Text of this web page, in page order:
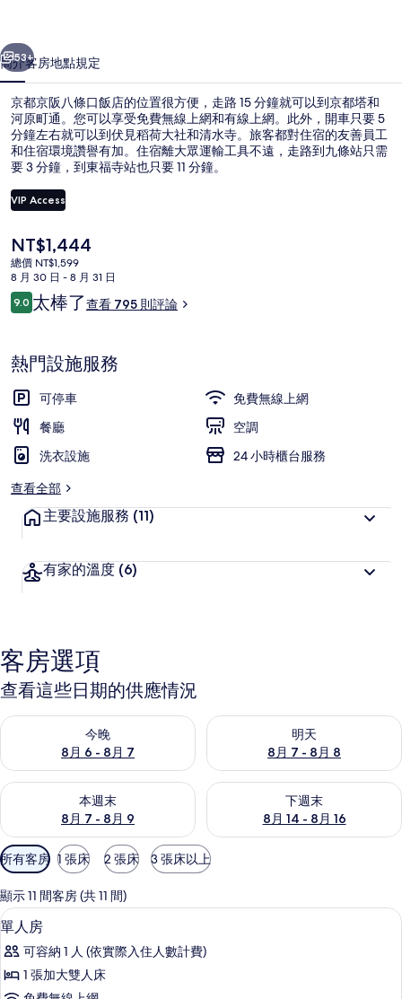
飯
店
的
相
片
集
個 下一個
53+
簡介客房地點規定
京都京阪八條口飯店的位置很方便，走路 15 分鐘就可以到京都塔和
河原町通。您可以享受免費無線上網和有線上網。此外，開車只要 5
分鐘左右就可以到伏見稻荷大社和清水寺。旅客都對住宿的友善員工
和住宿環境讚譽有加。住宿離大眾運輸工具不遠，走路到九條站只需
要 3 分鐘，到東福寺站也只要 11 分鐘。
VIP Access
目
前
的
價
格
NT$1,444
總價 NT$1,599
8 月 30 日 - 8 月 31 日
評
論
9.09.0 分，滿分 10 分，
太棒了查看 795 則評論
熱門設施服務
可停車
免費無線上網
餐廳
空調
洗衣設施
24 小時櫃台服務
查看全部
主要設施服務 (11)
有家的溫度 (6)
客房選項
查看這些日期的供應情況
今晚
8月 6 - 8月 7
查看今晚 (8月 6 - 8月 7) 的供應情況
明天
8月 7 - 8月 8
查看明天 (8月 7 - 8月 8) 的供
本週末
8月 7 - 8月 9
查看本週末 (8月 7 - 8月 9) 的供應情況
下週末
8月 14 - 8月 16
查看下週末 (8月 14 - 8月 16)
可
用
的
客
房
篩
選
條
所有客房 1 張床 2 張床 3 張床以上
顯示 11 間客房 (共 11 間)
顯
示
單
人
客房內保險箱、書桌、熨斗/熨衣板、
5
單人房
可容納 1 人 (依實際入住人數計費)
1 張加大雙人床